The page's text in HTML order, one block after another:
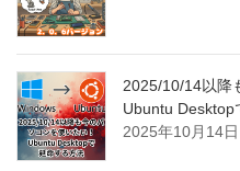
2025/10/14以降
Ubuntu Desktop
2025年10月14日